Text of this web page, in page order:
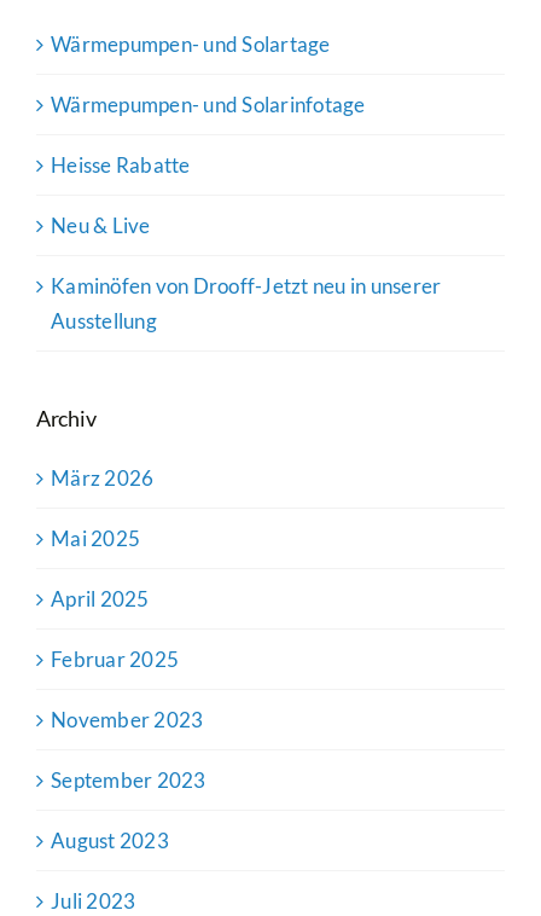
Wärmepumpen- und Solartage
Wärmepumpen- und Solarinfotage
Heisse Rabatte
Neu & Live
Kaminöfen von Drooff-Jetzt neu in unserer
Ausstellung
Archiv
März 2026
Mai 2025
April 2025
Februar 2025
November 2023
September 2023
August 2023
Juli 2023